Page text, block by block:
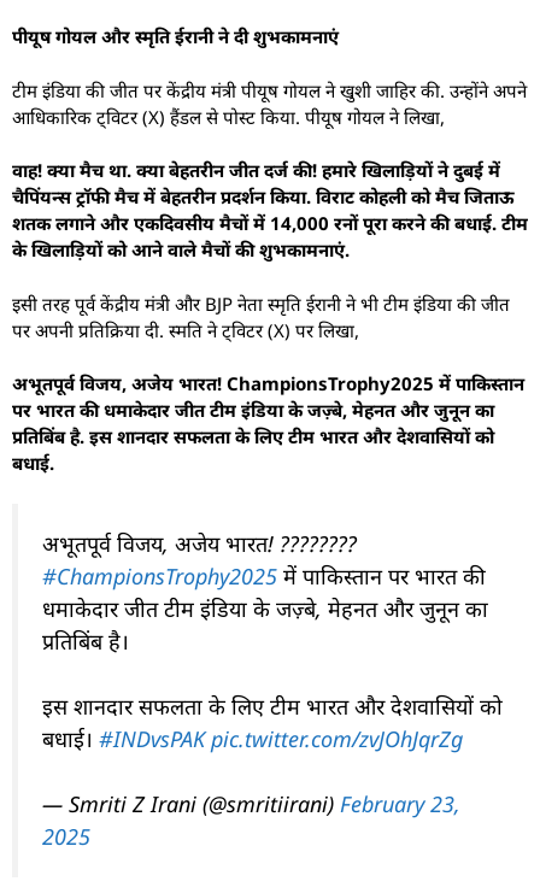
पीयूष गोयल और स्मृति ईरानी ने दी शुभकामनाएं
टीम इंडिया की जीत पर केंद्रीय मंत्री पीयूष गोयल ने खुशी जाहिर की. उन्होंने अपने
आधिकारिक ट्विटर (X) हैंडल से पोस्ट किया. पीयूष गोयल ने लिखा,
वाह! क्या मैच था. क्या बेहतरीन जीत दर्ज की! हमारे खिलाड़ियों ने दुबई में
चैपिंयन्स ट्रॉफी मैच में बेहतरीन प्रदर्शन किया. विराट कोहली को मैच जिताऊ
शतक लगाने और एकदिवसीय मैचों में 14,000 रनों पूरा करने की बधाई. टीम
के खिलाड़ियों को आने वाले मैचों की शुभकामनाएं.
इसी तरह पूर्व केंद्रीय मंत्री और BJP नेता स्मृति ईरानी ने भी टीम इंडिया की जीत
पर अपनी प्रतिक्रिया दी. स्मति ने ट्विटर (X) पर लिखा,
अभूतपूर्व विजय, अजेय भारत! ChampionsTrophy2025 में पाकिस्तान
पर भारत की धमाकेदार जीत टीम इंडिया के जज़्बे, मेहनत और जुनून का
प्रतिबिंब है. इस शानदार सफलता के लिए टीम भारत और देशवासियों को
बधाई.
अभूतपूर्व विजय, अजेय भारत! ????????
#ChampionsTrophy2025 में पाकिस्तान पर भारत की
धमाकेदार जीत टीम इंडिया के जज़्बे, मेहनत और जुनून का
प्रतिबिंब है।
इस शानदार सफलता के लिए टीम भारत और देशवासियों को
बधाई। #INDvsPAK pic.twitter.com/zvJOhJqrZg
— Smriti Z Irani (@smritiirani) February 23,
2025